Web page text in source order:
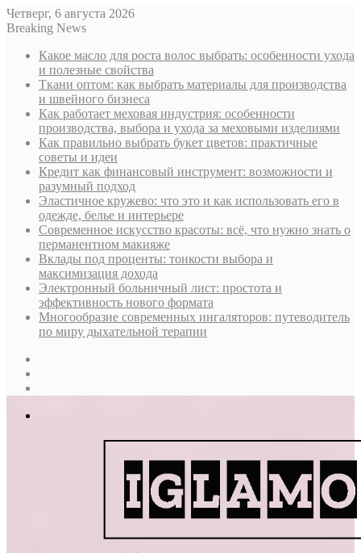
Четверг, 6 августа 2026
Breaking News
Какое масло для роста волос выбрать: особенности ухода
и полезные свойства
Ткани оптом: как выбрать материалы для производства
и швейного бизнеса
Как работает меховая индустрия: особенности
производства, выбора и ухода за меховыми изделиями
Как правильно выбрать букет цветов: практичные
советы и идеи
Кредит как финансовый инструмент: возможности и
разумный подход
Эластичное кружево: что это и как использовать его в
одежде, белье и интерьере
Современное искусство красоты: всё, что нужно знать о
перманентном макияже
Вклады под проценты: тонкости выбора и
максимизация дохода
Электронный больничный лист: простота и
эффективность нового формата
Многообразие современных ингаляторов: путеводитель
по миру дыхательной терапии